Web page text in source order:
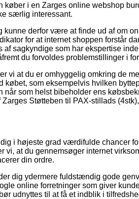
køber i en Zarges online webshop
særlig interessant.
kunne derfor være at finde ud af om
for at internet shoppen forstår
af sagkyndige som har ekspertise
du forvoldes problemstillinger i
vi at du er omhyggelig omkring de
købet, som eksempelvis hvilken
når som helst bibeholder ens
Støtteben til PAX-stillads
i højeste grad værdifulde chancer
vi, at du gennemsøger internet
din ordre.
dig ydermere fuldstændig gode
online forretninger som giver
udnyttes til at få et indblik i